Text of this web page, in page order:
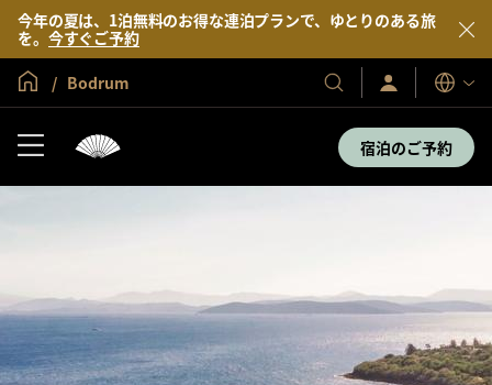
今年の夏は、1泊無料のお得な連泊プランで、ゆとりのある旅
を。 今すぐご予約
グローバル ホーム
Bodrum
当
社
ト
サ
イ
ン
／
表
示
言
語
宿泊のご予約